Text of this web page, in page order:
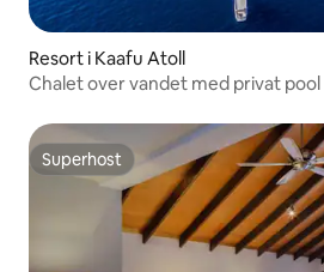
Resort i Kaafu Atoll
Chalet over vandet med privat pool
Superhost
Superhost